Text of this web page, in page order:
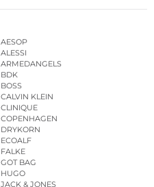
AESOP
ALESSI
ARMEDANGELS
BDK
BOSS
CALVIN KLEIN
CLINIQUE
COPENHAGEN
DRYKORN
ECOALF
FALKE
GOT BAG
HUGO
JACK & JONES